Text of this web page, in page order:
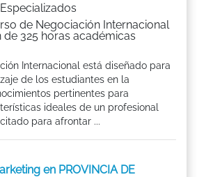
de Negociación Internacional
325 horas académicas
Internacional está diseñado para
de los estudiantes en la
pertinentes para
ideales de un profesional
para afrontar ...
en PROVINCIA DE